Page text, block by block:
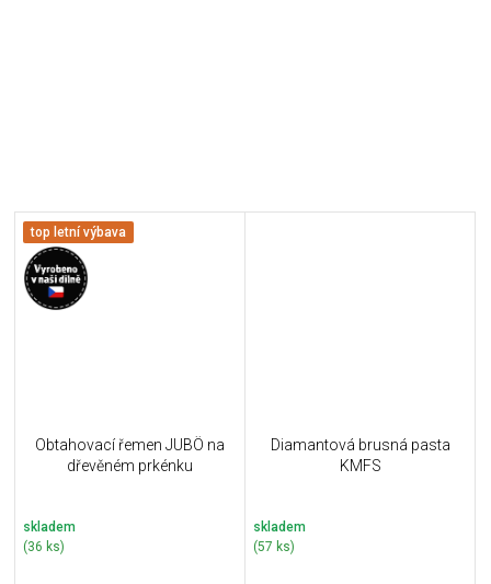
top letní výbava
Obtahovací řemen JUBÖ na
dřevěném prkénku
skladem
(36 ks)
Diamantová brusná pasta
KMFS
skladem
(57 ks)